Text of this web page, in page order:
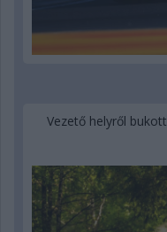
Vezető helyről